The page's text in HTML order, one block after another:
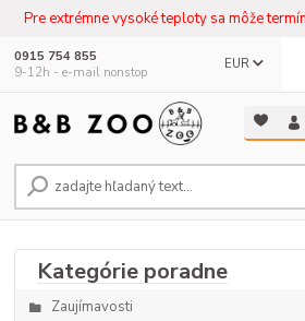
Pre extrémne vysoké teploty sa môže
EUR
0915 754 855
9-12h - e-mail nonstop
Zaujímavosti